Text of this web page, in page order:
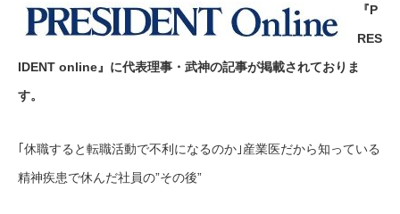
『P
RES
IDENT online』に代表理事・武神の記事が掲載されておりま
す。
｢休職すると転職活動で不利になるのか｣産業医だから知っている
精神疾患で休んだ社員の”その後”